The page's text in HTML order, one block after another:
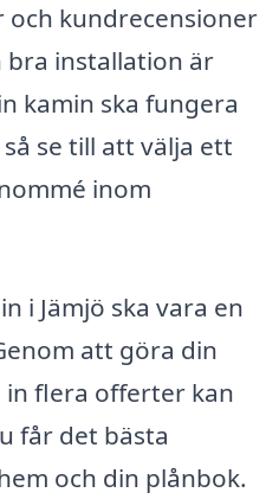
kundrecensioner
installation är
kamin ska fungera
se till att välja ett
inom
i Jämjö ska vara en
att göra din
in flera offerter kan
får det bästa
och din plånbok.